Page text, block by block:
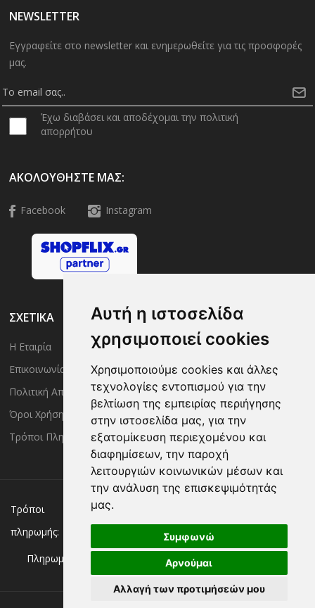
Αυτή η ιστοσελίδα
χρησιμοποιεί cookies
Χρησιμοποιούμε cookies και άλλες
τεχνολογίες εντοπισμού για την
βελτίωση της εμπειρίας περιήγησης
στην ιστοσελίδα μας, για την
εξατομίκευση περιεχομένου και
διαφημίσεων, την παροχή
λειτουργιών κοινωνικών μέσων και
την ανάλυση της επισκεψιμότητάς
μας.
Συμφωνώ
Αρνούμαι
Αλλαγή των προτιμήσεών μου
NEWSLETTER
Εγγραφείτε στο newsletter και ενημερωθείτε για τις προσφορές
μας.
Έχω διαβάσει και αποδέχομαι την πολιτική
απορρήτου
ΑΚΟΛΟΥΘΉΣΤΕ ΜΑΣ:
Facebook Instagram
ΣΧΕΤΙΚΑ
Η Εταιρία
Επικοινωνία
Πολιτική Απορρήτου
Όροι Χρήσης
Τρόποι Πληρωμής
Είσοδος Μέλους
Έλεγχος Παραγγελίας
Τρόποι Αποστολής
Πολιτική Επιστροφών
Τρόποι
πληρωμής:
Χρεωστική/πιστωτική κάρτα
Κατάθεση σε Τράπεζα
Πληρωμή με: